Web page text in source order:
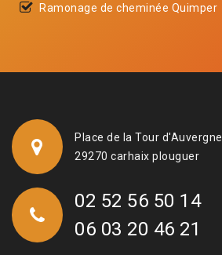
Ramonage de cheminée Quimper
Place de la Tour d'Auvergne
29270 carhaix plouguer
02 52 56 50 14
06 03 20 46 21